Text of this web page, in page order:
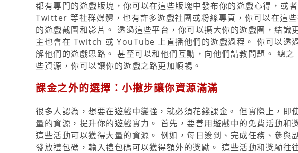
都有專門的遊戲版塊，你可以在這些版塊中發布你的遊戲心得，或
Twitter 等社群媒體，也有許多遊戲社團或粉絲專頁，你可以在這
的遊戲截圖和影片。 透過這些平台，你可以擴大你的遊戲圈，結識
主也會在 Twitch 或 YouTube 上直播他們的遊戲過程。 你可以透
解他們的遊戲思路。 甚至可以和他們互動，向他們請教問題。 總
些資源，你可以讓你的遊戲之路更加順暢。
課金之外的選擇：小撇步讓你資源滿滿
很多人認為，想要在遊戲中變強，就必須花錢課金。 但實際上，即
量的資源，提升你的遊戲實力。 首先，要善用遊戲中的免費活動和
這些活動可以獲得大量的資源。 例如，每日簽到、完成任務、參與
發放禮包碼，輸入禮包碼可以獲得額外的獎勵。 這些活動和獎勵往